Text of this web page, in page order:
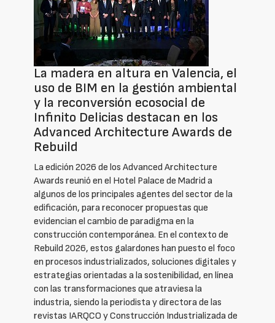
La madera en altura en Valencia, el
uso de BIM en la gestión ambiental
y la reconversión ecosocial de
Infinito Delicias destacan en los
Advanced Architecture Awards de
Rebuild
La edición 2026 de los Advanced Architecture
Awards reunió en el Hotel Palace de Madrid a
algunos de los principales agentes del sector de la
edificación, para reconocer propuestas que
evidencian el cambio de paradigma en la
construcción contemporánea. En el contexto de
Rebuild 2026, estos galardones han puesto el foco
en procesos industrializados, soluciones digitales y
estrategias orientadas a la sostenibilidad, en línea
con las transformaciones que atraviesa la
industria, siendo la periodista y directora de las
revistas IARQCO y Construcción Industrializada de